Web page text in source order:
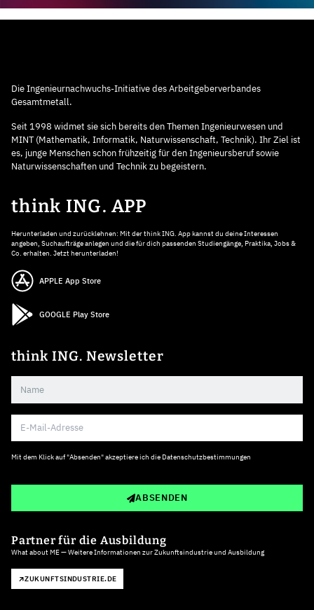
Die Ingenieurnachwuchs-Initiative des Arbeitgeberverbandes
Gesamtmetall.
Seit 1998 widmet sie sich bereits den Themen Ingenieurwesen und
MINT (Mathematik, Informatik, Naturwissenschaft, Technik). Ihr Ziel ist
es, junge Menschen schon frühzeitig für den Ingenieursberuf sowie
Naturwissenschaften und Technik zu begeistern.
think ING. APP
Herunterladen und zurücklehnen: Mit der think ING. App kannst du deine Interessen
angeben, Suchaufträge anlegen und die für dich passenden Studiengänge, Praktika, Jobs &
Co. erhalten. Jetzt herunterladen!
APPLE App Store
GOOGLE Play Store
think ING. Newsletter
Mit dem Klick auf "Absenden" akzeptiere ich die Datenschutzbestimmungen
ABSENDEN
Partner für die Ausbildung
What about ME — Weitere Informationen zur Zukunftsindustrie und Ausbildung
ZUKUNFTSINDUSTRIE.DE